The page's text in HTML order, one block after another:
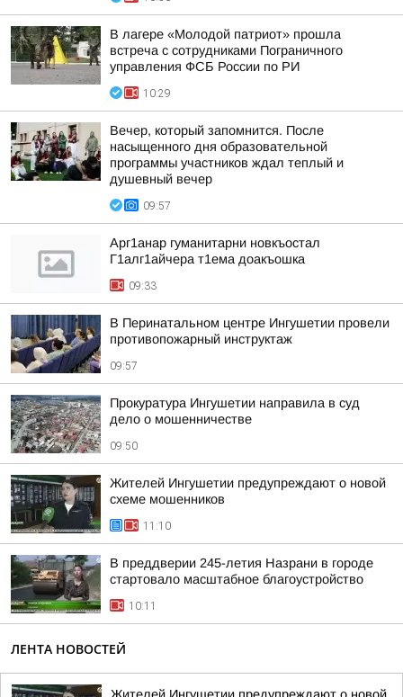
В лагере «Молодой патриот» прошла
встреча с сотрудниками Пограничного
управления ФСБ России по РИ
10:29
Вечер, который запомнится. После
насыщенного дня образовательной
программы участников ждал теплый и
душевный вечер
09:57
Арг1анар гуманитарни новкъостал
Г1алг1айчера т1ема доакъошка
09:33
В Перинатальном центре Ингушетии провели
противопожарный инструктаж
09:57
Прокуратура Ингушетии направила в суд
дело о мошенничестве
09:50
Жителей Ингушетии предупреждают о новой
схеме мошенников
11:10
В преддверии 245-летия Назрани в городе
стартовало масштабное благоустройство
10:11
ЛЕНТА НОВОСТЕЙ